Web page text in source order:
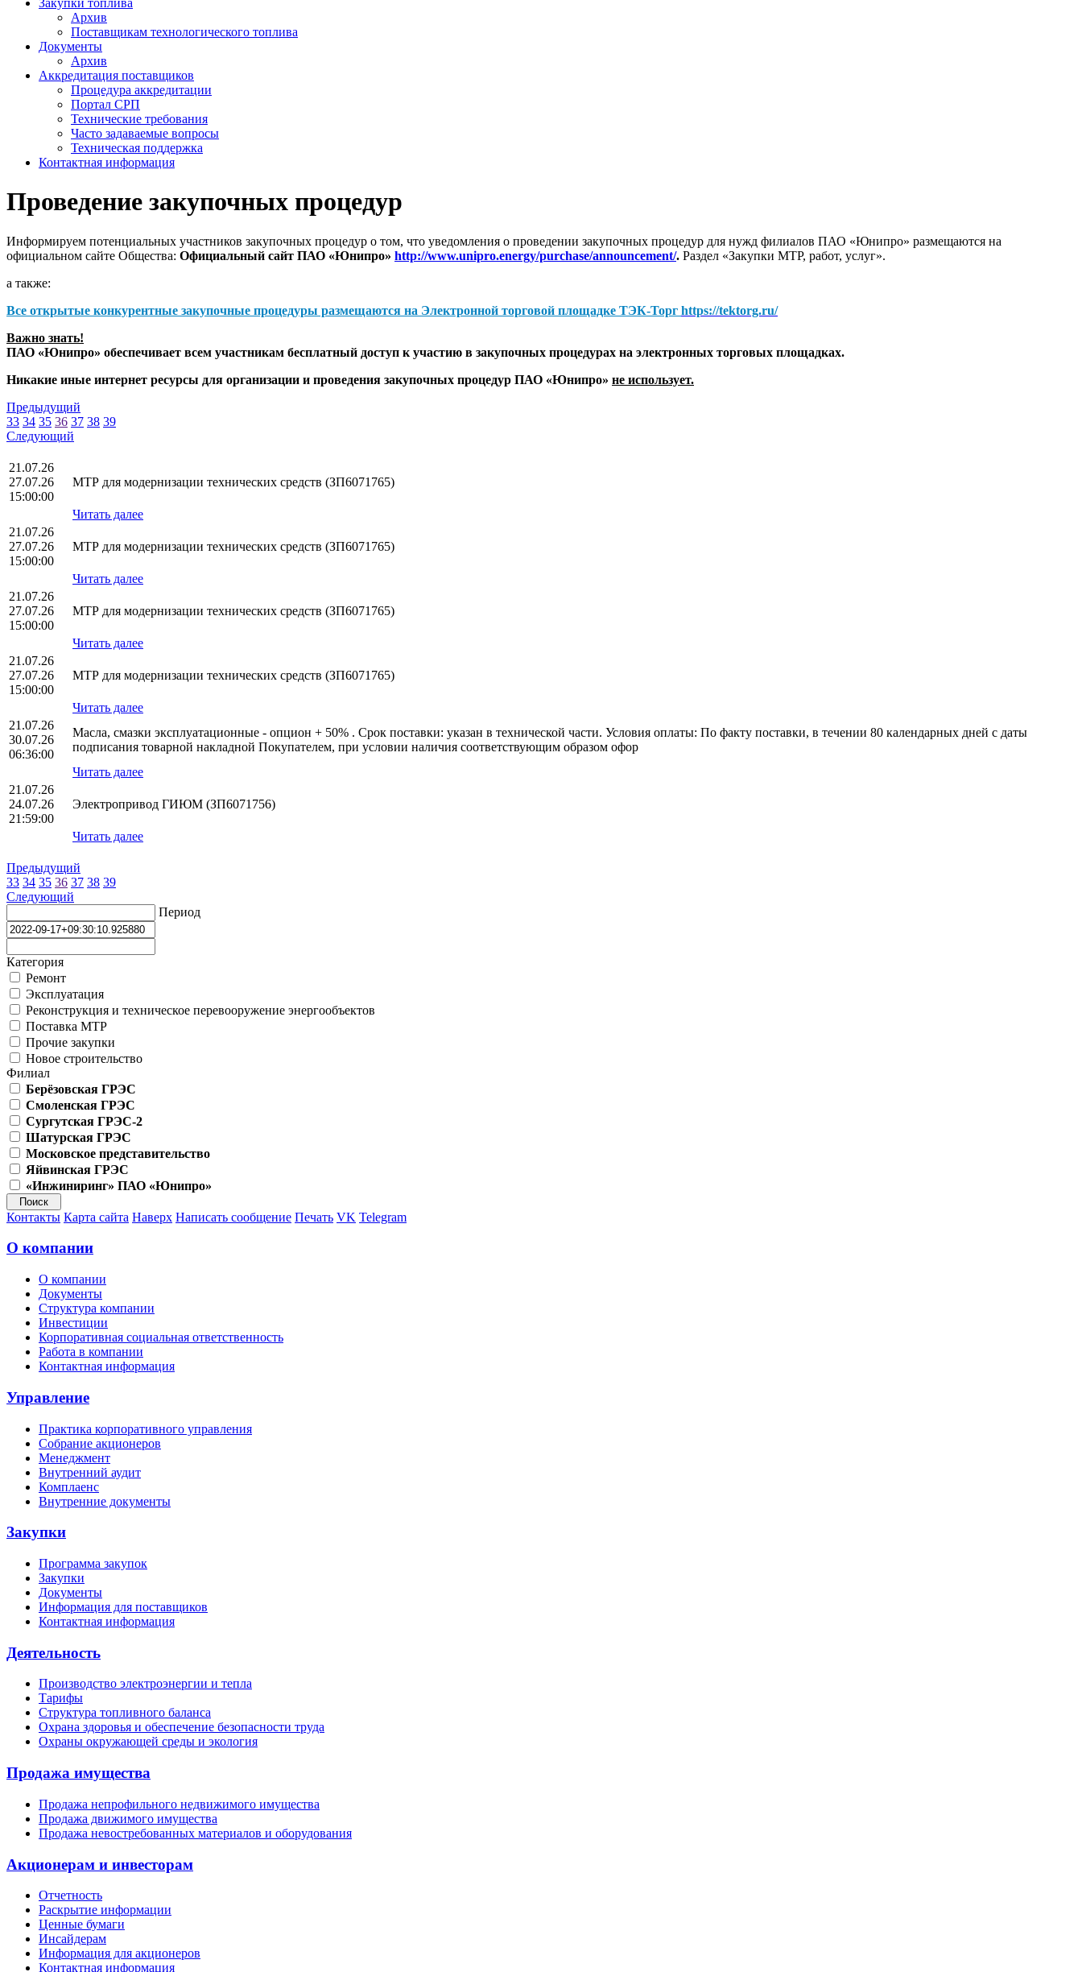
Архив
Поставщикам технологического топлива
Документы
Архив
Аккредитация поставщиков
Процедура аккредитации
Портал СРП
Технические требования
Часто задаваемые вопросы
Техническая поддержка
Контактная информация
Проведение закупочных процедур
Информируем потенциальных участников закупочных процедур о том, что уведомления о проведении закупочных процедур для нужд филиалов ПАО «Юнипро» размещаются на
официальном сайте Общества: Официальный сайт ПАО «Юнипро» http://www.unipro.energy/purchase/announcement/. Раздел «Закупки МТР, работ, услуг».
а также:
Все открытые конкурентные закупочные процедуры размещаются на Электронной торговой площадке ТЭК-Торг https://tektorg.ru/
Важно знать!
ПАО «Юнипро» обеспечивает всем участникам бесплатный доступ к участию в закупочных процедурах на электронных торговых площадках.
Никакие иные интернет ресурсы для организации и проведения закупочных процедур ПАО «Юнипро» не использует.
Предыдущий
33 34 35 36 37 38 39
Следующий
21.07.26
27.07.26
15:00:00
МТР для модернизации технических средств (ЗП6071765)
Читать далее
21.07.26
27.07.26
15:00:00
МТР для модернизации технических средств (ЗП6071765)
Читать далее
21.07.26
27.07.26
15:00:00
МТР для модернизации технических средств (ЗП6071765)
Читать далее
21.07.26
27.07.26
15:00:00
МТР для модернизации технических средств (ЗП6071765)
Читать далее
21.07.26
30.07.26
06:36:00
Масла, смазки эксплуатационные - опцион + 50% . Срок поставки: указан в технической части. Условия оплаты: По факту поставки, в течении 80 календарных дней с даты
подписания товарной накладной Покупателем, при условии наличия соответствующим образом офор
Читать далее
21.07.26
24.07.26
21:59:00
Электропривод ГИЮМ (ЗП6071756)
Читать далее
Предыдущий
33 34 35 36 37 38 39
Следующий
Период
Категория
Ремонт
Эксплуатация
Реконструкция и техническое перевооружение энергообъектов
Поставка МТР
Прочие закупки
Новое строительство
Филиал
Берёзовская ГРЭС
Смоленская ГРЭС
Сургутская ГРЭС-2
Шатурская ГРЭС
Московское представительство
Яйвинская ГРЭС
«Инжиниринг» ПАО «Юнипро»
Контакты Карта сайта Наверх Написать сообщение Печать VK Telegram
О компании
О компании
Документы
Структура компании
Инвестиции
Корпоративная социальная ответственность
Работа в компании
Контактная информация
Управление
Практика корпоративного управления
Собрание акционеров
Менеджмент
Внутренний аудит
Комплаенс
Внутренние документы
Закупки
Программа закупок
Закупки
Документы
Информация для поставщиков
Контактная информация
Деятельность
Производство электроэнергии и тепла
Тарифы
Структура топливного баланса
Охрана здоровья и обеспечение безопасности труда
Охраны окружающей среды и экология
Продажа имущества
Продажа непрофильного недвижимого имущества
Продажа движимого имущества
Продажа невостребованных материалов и оборудования
Акционерам и инвесторам
Отчетность
Раскрытие информации
Ценные бумаги
Инсайдерам
Информация для акционеров
Контактная информация